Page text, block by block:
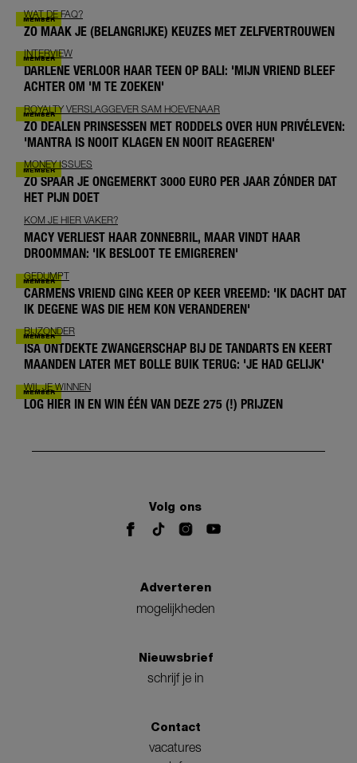
WAT DE FAQ?
ZO MAAK JE (BELANGRIJKE) KEUZES MET ZELFVERTROUWEN
INTERVIEW
DARLENE VERLOOR HAAR TEEN OP BALI: 'MIJN VRIEND BLEEF
ACHTER OM 'M TE ZOEKEN'
ROYALTY VERSLAGGEVER SAM HOEVENAAR
ZO DEALEN PRINSESSEN MET RODDELS OVER HUN PRIVÉLEVEN:
'MANTRA IS NOOIT KLAGEN EN NOOIT REAGEREN'
MONEY ISSUES
ZO SPAAR JE ONGEMERKT 3000 EURO PER JAAR ZÓNDER DAT
HET PIJN DOET
KOM JE HIER VAKER?
MACY VERLIEST HAAR ZONNEBRIL, MAAR VINDT HAAR
DROOMMAN: 'IK BESLOOT TE EMIGREREN'
GEDUMPT
CARMENS VRIEND GING KEER OP KEER VREEMD: 'IK DACHT DAT
IK DEGENE WAS DIE HEM KON VERANDEREN'
BIJZONDER
ISA ONTDEKTE ZWANGERSCHAP BIJ DE TANDARTS EN KEERT
MAANDEN LATER MET BOLLE BUIK TERUG: 'JE HAD GELIJK'
WIL JE WINNEN
LOG HIER IN EN WIN ÉÉN VAN DEZE 275 (!) PRIJZEN
Volg ons
Adverteren
mogelijkheden
Nieuwsbrief
schrijf je in
Contact
vacatures